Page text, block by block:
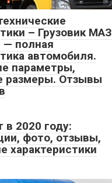
– Грузовик МАЗ
— полная
автомобиля.
параметры,
размеры. Отзывы
в 2020 году:
фото, отзывы,
характеристики